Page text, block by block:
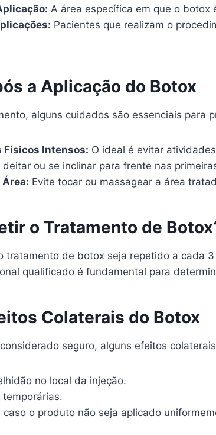
A área específica em que o
Pacientes que realizam o
a Aplicação do Botox
alguns cuidados são essenciais para
Físicos Intensos: O ideal é evitar
deitar ou se inclinar para frente nas
Evite tocar ou massagear a área
o Tratamento de
tratamento de botox seja repetido a cada
qualificado é fundamental para
Colaterais do Botox
seguro, alguns efeitos
no local da injeção.
o produto não seja aplicado